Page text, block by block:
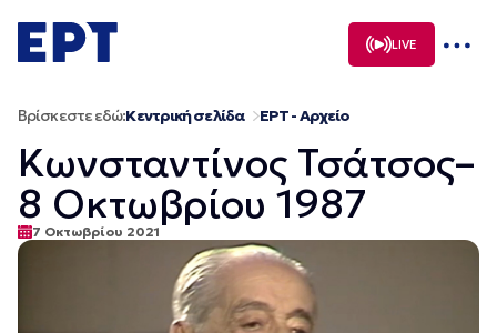
σε
περιεχόμενο
LIVE
Βρίσκεστε εδώ:Κεντρική σελίδα ΕΡΤ - Αρχείο
Κωνσταντίνος Τσάτσος–
8 Οκτωβρίου 1987
7 Οκτωβρίου 2021